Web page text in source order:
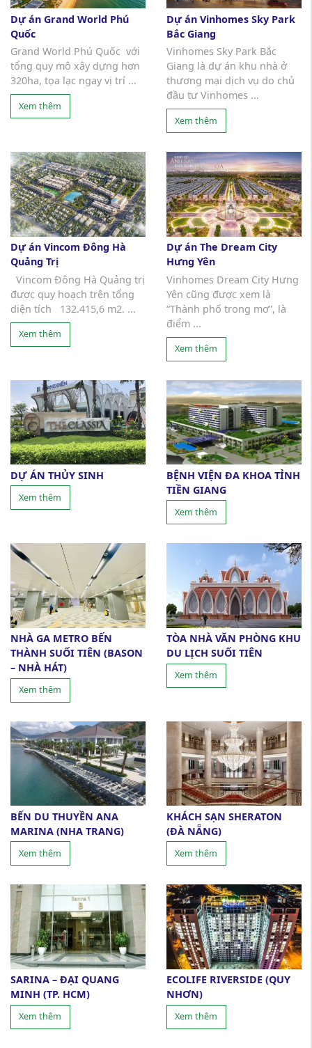
Dự án Grand World Phú
Quốc
Grand World Phú Quốc với
tổng quy mô xây dựng hơn
320ha, tọa lạc ngay vị trí ...
Xem thêm
Dự án Vinhomes Sky Park
Bắc Giang
Vinhomes Sky Park Bắc
Giang là dự án khu nhà ở
thương mại dịch vụ do chủ
đầu tư Vinhomes ...
Xem thêm
Dự án Vincom Đông Hà
Quảng Trị
Vincom Đông Hà Quảng trị
được quy hoạch trên tổng
diện tích 132.415,6 m2. ...
Xem thêm
Dự án The Dream City
Hưng Yên
Vinhomes Dream City Hưng
Yên cũng được xem là
“Thành phố trong mơ”, là
điểm ...
Xem thêm
DỰ ÁN THỦY SINH
Xem thêm
BỆNH VIỆN ĐA KHOA TỈNH
TIỀN GIANG
Xem thêm
NHÀ GA METRO BẾN
THÀNH SUỐI TIÊN (BASON
– NHÀ HÁT)
Xem thêm
TÒA NHÀ VĂN PHÒNG KHU
DU LỊCH SUỐI TIÊN
Xem thêm
BẾN DU THUYỀN ANA
MARINA (NHA TRANG)
Xem thêm
KHÁCH SẠN SHERATON
(ĐÀ NẴNG)
Xem thêm
SARINA – ĐẠI QUANG
MINH (TP. HCM)
Xem thêm
ECOLIFE RIVERSIDE (QUY
NHƠN)
Xem thêm